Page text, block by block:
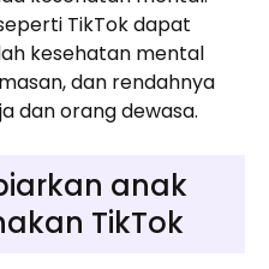
TikTok dapat
kesehatan mental
dan rendahnya
dan orang dewasa.
anak
TikTok